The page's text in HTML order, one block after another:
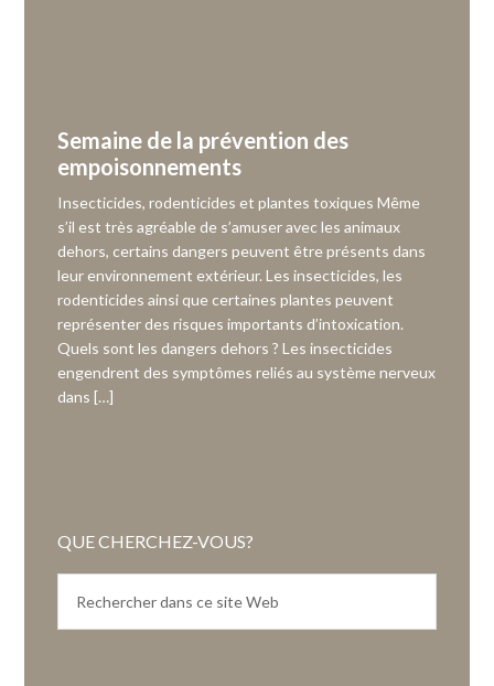
Semaine de la prévention des
empoisonnements
Insecticides, rodenticides et plantes toxiques Même
s’il est très agréable de s’amuser avec les animaux
dehors, certains dangers peuvent être présents dans
leur environnement extérieur. Les insecticides, les
rodenticides ainsi que certaines plantes peuvent
représenter des risques importants d’intoxication.
Quels sont les dangers dehors ? Les insecticides
engendrent des symptômes reliés au système nerveux
dans […]
QUE CHERCHEZ-VOUS?